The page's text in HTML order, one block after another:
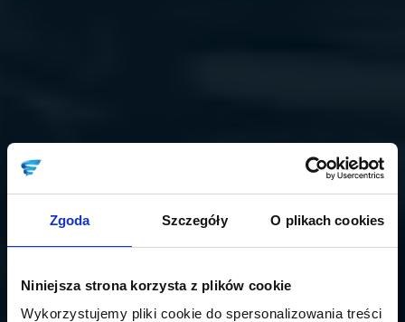
Zgoda Szczegóły O plikach cookies
Niniejsza strona korzysta z plików cookie
Wykorzystujemy pliki cookie do spersonalizowania treści